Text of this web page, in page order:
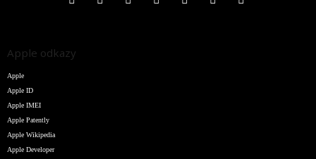
Apple odkazy
Apple
Apple ID
Apple IMEI
Apple Patently
Apple Wikipedia
Apple Developer